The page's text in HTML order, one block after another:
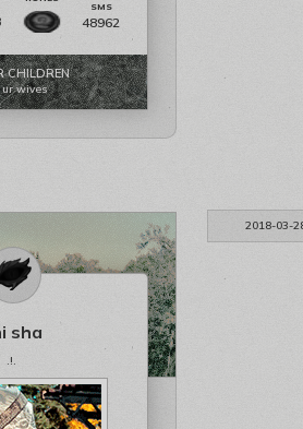
48962
CHILDREN
ur wives
2018-03-
sha
.!.